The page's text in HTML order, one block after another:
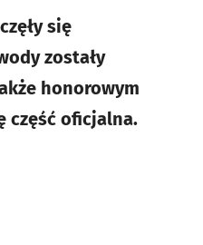
się
zostały
honorowym
część oficjalna.